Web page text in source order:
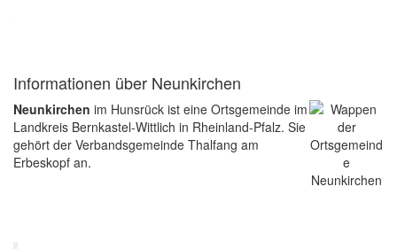
Informationen über Neunkirchen
Neunkirchen im Hunsrück ist eine Ortsgemeinde im
Landkreis Bernkastel-Wittlich in Rheinland-Pfalz. Sie
gehört der Verbandsgemeinde Thalfang am
Erbeskopf an.